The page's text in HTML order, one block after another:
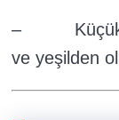
– Küçük
ve yeşilden